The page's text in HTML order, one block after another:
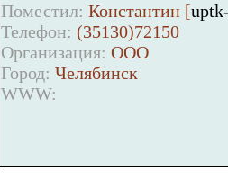
Поместил: Константин [
Телефон: (35130)72150
Организация: ООО
Город: Челябинск
WWW: